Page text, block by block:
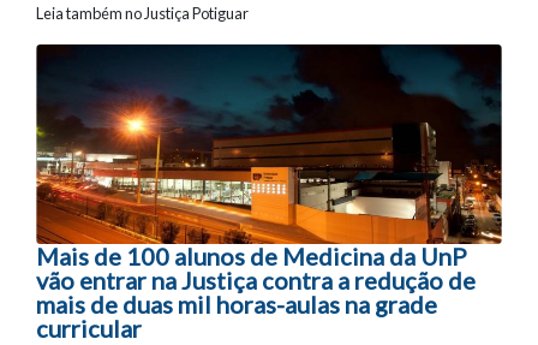
Leia também no Justiça Potiguar
Navegação entre posts
Mais de 100 alunos de Medicina da UnP
vão entrar na Justiça contra a redução de
mais de duas mil horas-aulas na grade
curricular